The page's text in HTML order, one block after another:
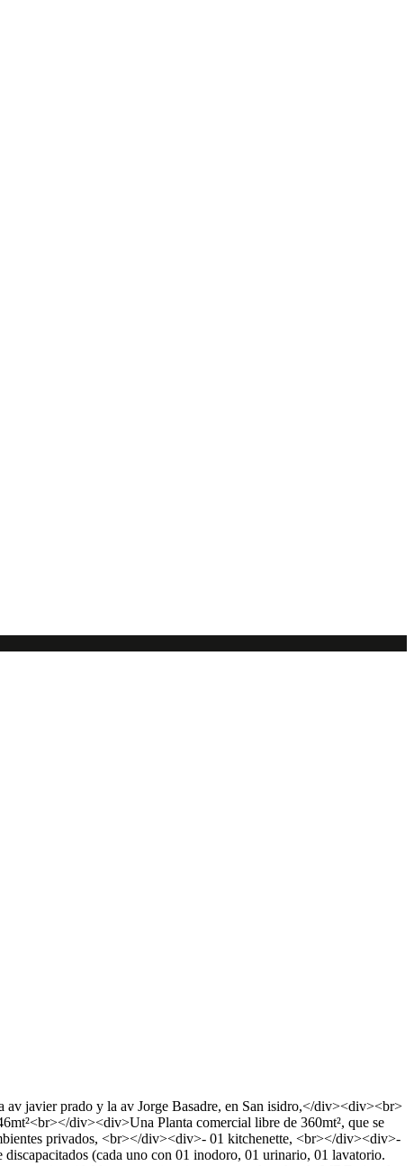
javier prado y la av Jorge Basadre, en San isidro,</div><div><br>
div><div>Una Planta comercial libre de 360mt², que se
privados, <br></div><div>- 01 kitchenette, <br></div><div>-
(cada uno con 01 inodoro, 01 urinario, 01 lavatorio.